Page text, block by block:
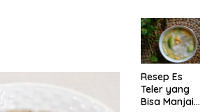
Resep Es
Teler yang
Bisa Manjain